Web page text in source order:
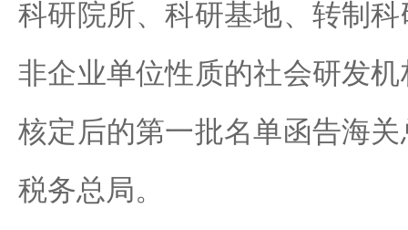
科研院所、科研基地、转制
非企业单位性质的社会研发
核定后的第一批名单函告海
税务总局。